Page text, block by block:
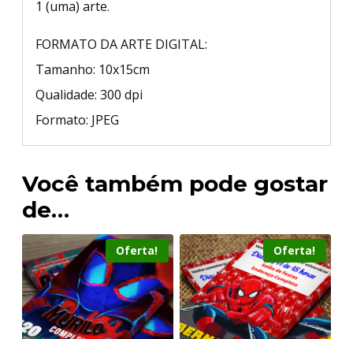
1 (uma) arte.
FORMATO DA ARTE DIGITAL:
Tamanho: 10x15cm
Qualidade: 300 dpi
Formato: JPEG
Você também pode gostar
de…
Oferta! Oferta!